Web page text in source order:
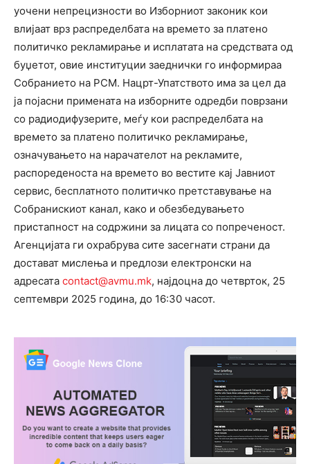
уочени непрецизности во Изборниот законик кои
влијаат врз распределбата на времето за платено
политичко рекламирање и исплатата на средствата од
буџетот, овие институции заеднички го информираа
Собранието на РСМ. Нацрт-Упатството има за цел да
ја појасни примената на изборните одредби поврзани
со радиодифузерите, меѓу кои распределбата на
времето за платено политичко рекламирање,
означувањето на нарачателот на рекламите,
распореденоста на времето во вестите кај Јавниот
сервис, бесплатното политичко претставување на
Собранискиот канал, како и обезбедувањето
пристапност на содржини за лицата со попреченост.
Агенцијата ги охрабрува сите засегнати страни да
достават мислења и предлози електронски на
адресата contact@avmu.mk, најдоцна до четврток, 25
септември 2025 година, до 16:30 часот.